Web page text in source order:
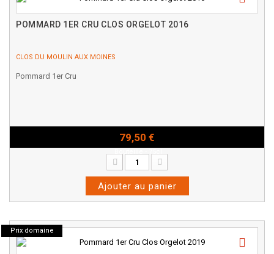
POMMARD 1ER CRU CLOS ORGELOT 2016
CLOS DU MOULIN AUX MOINES
Pommard 1er Cru
79,50 €
Ajouter au panier
Prix domaine